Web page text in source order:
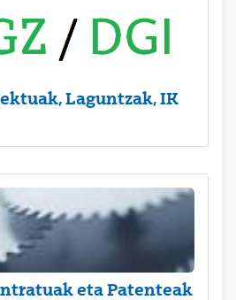
Laguntzak, IK
eta Patenteak